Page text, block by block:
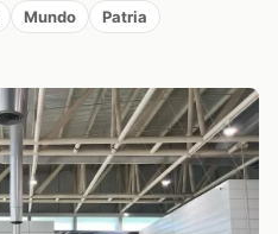
Mundo
Patria